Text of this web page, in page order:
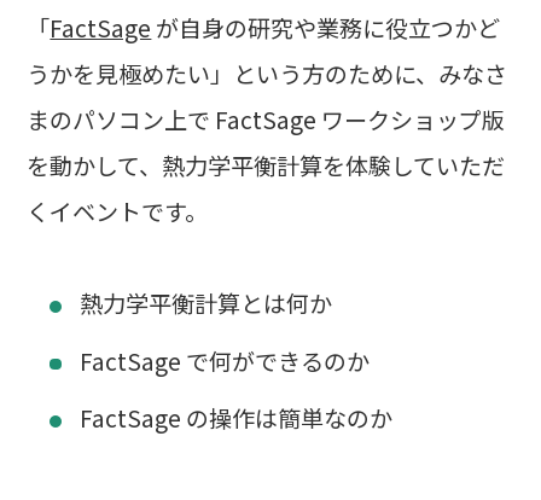
「FactSage が自身の研究や業務に役立つかど
うかを見極めたい」という方のために、みなさ
まのパソコン上で FactSage ワークショップ版
を動かして、熱力学平衡計算を体験していただ
くイベントです。
熱力学平衡計算とは何か
FactSage で何ができるのか
FactSage の操作は簡単なのか